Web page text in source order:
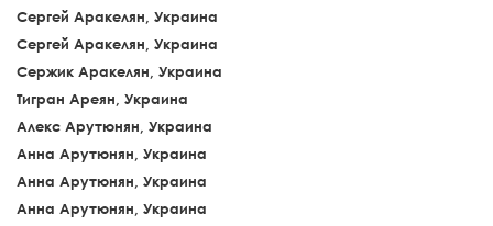
Сергей Аракелян, Украина
Сергей Аракелян, Украина
Сержик Аракелян, Украина
Тигран Ареян, Украина
Алекс Арутюнян, Украина
Анна Арутюнян, Украина
Анна Арутюнян, Украина
Анна Арутюнян, Украина